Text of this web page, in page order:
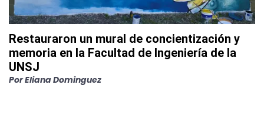
Restauraron un mural de concientización y
memoria en la Facultad de Ingeniería de la
UNSJ
PorEliana Dominguez